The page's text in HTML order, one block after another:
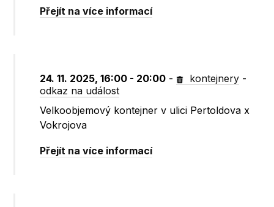
Přejít na více informací
24. 11. 2025, 16:00 - 20:00 - kontejnery -
odkaz na událost
Velkoobjemový kontejner v ulici Pertoldova x
Vokrojova
Přejít na více informací